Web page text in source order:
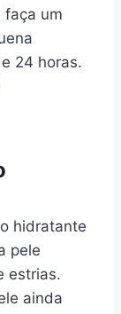
faça um
24 horas.
hidratante
pele
estrias.
ainda